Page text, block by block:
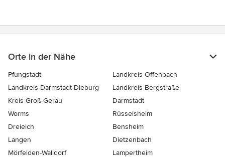
Orte in der Nähe
Pfungstadt
Landkreis Offenbach
Landkreis Darmstadt-Dieburg
Landkreis Bergstraße
Kreis Groß-Gerau
Darmstadt
Worms
Rüsselsheim
Dreieich
Bensheim
Langen
Dietzenbach
Mörfelden-Walldorf
Lampertheim